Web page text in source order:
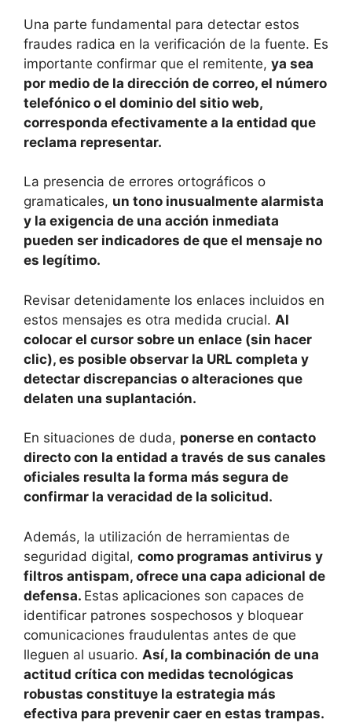
Una parte fundamental para detectar estos
fraudes radica en la verificación de la fuente. Es
importante confirmar que el remitente, ya sea
por medio de la dirección de correo, el número
telefónico o el dominio del sitio web,
corresponda efectivamente a la entidad que
reclama representar.
La presencia de errores ortográficos o
gramaticales, un tono inusualmente alarmista
y la exigencia de una acción inmediata
pueden ser indicadores de que el mensaje no
es legítimo.
Revisar detenidamente los enlaces incluidos en
estos mensajes es otra medida crucial. Al
colocar el cursor sobre un enlace (sin hacer
clic), es posible observar la URL completa y
detectar discrepancias o alteraciones que
delaten una suplantación.
En situaciones de duda, ponerse en contacto
directo con la entidad a través de sus canales
oficiales resulta la forma más segura de
confirmar la veracidad de la solicitud.
Además, la utilización de herramientas de
seguridad digital, como programas antivirus y
filtros antispam, ofrece una capa adicional de
defensa. Estas aplicaciones son capaces de
identificar patrones sospechosos y bloquear
comunicaciones fraudulentas antes de que
lleguen al usuario. Así, la combinación de una
actitud crítica con medidas tecnológicas
robustas constituye la estrategia más
efectiva para prevenir caer en estas trampas.